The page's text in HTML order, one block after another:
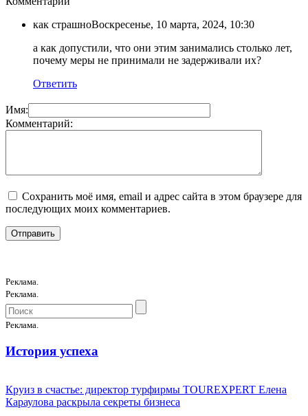
как страшноВоскресенье, 10 марта, 2024, 10:30
а как допустили, что они этим занимались столько лет,
почему меры не принимали не задерживали их?
Ответить
Имя:
Комментарий:
Сохранить моё имя, email и адрес сайта в этом браузере для
последующих моих комментариев.
Реклама.
Реклама.
Реклама.
История успеха
Круиз в счастье: директор турфирмы TOUREXPERT Елена
Караулова раскрыла секреты бизнеса